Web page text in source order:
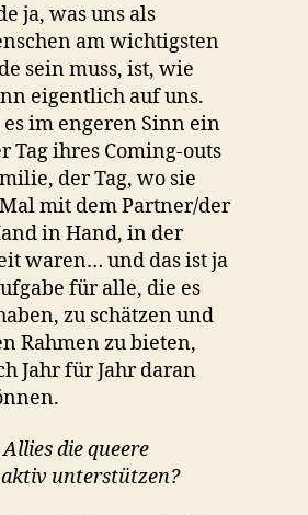
ja, was uns als
am wichtigsten
sein muss, ist, wie
eigentlich auf uns.
im engeren Sinn ein
Tag ihres Coming-outs
der Tag, wo sie
mit dem Partner/der
in Hand, in der
waren… und das ist ja
für alle, die es
zu schätzen und
Rahmen zu bieten,
Jahr für Jahr daran
die queere
unterstützen?